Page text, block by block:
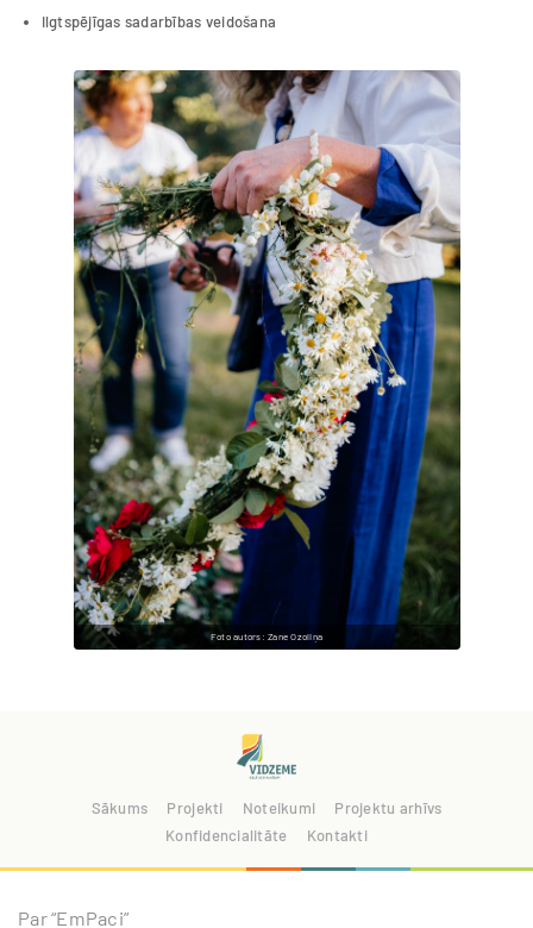
Ilgtspējīgas sadarbības veidošana
Foto autors: Zane Ozoliņa
Sākums Projekti Noteikumi
Projektu arhīvs
Konfidencialitāte
Kontakti
Par “EmPaci”